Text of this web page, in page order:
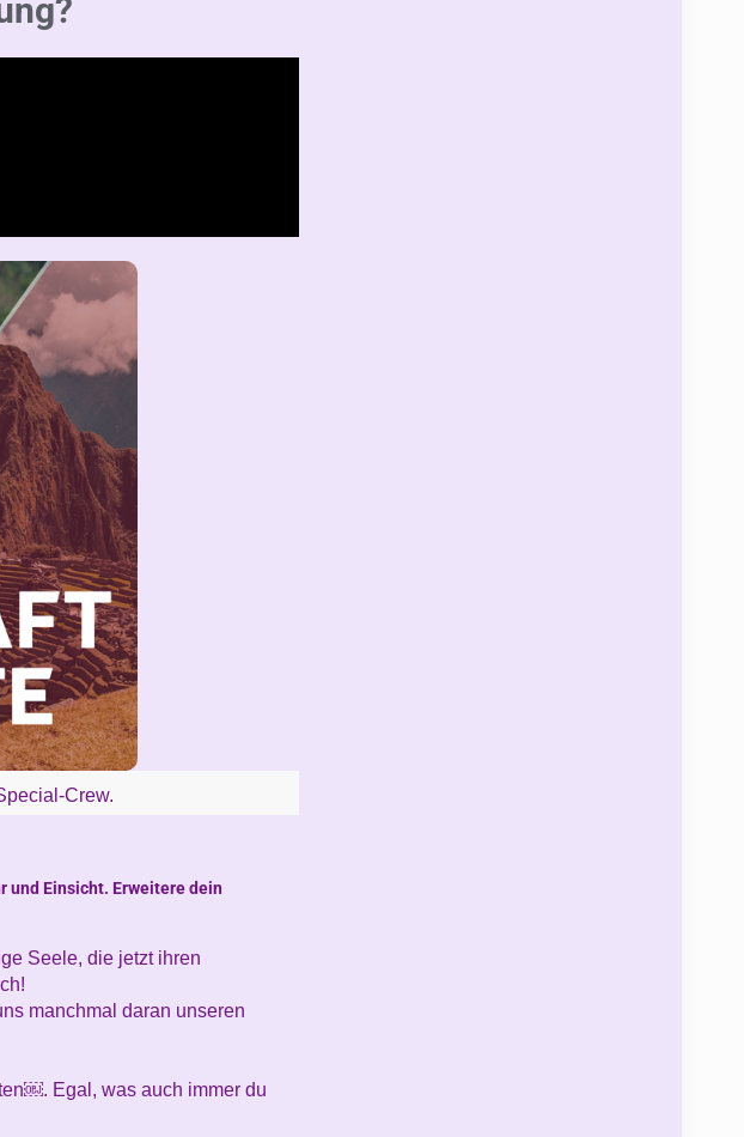
Crew.
und Einsicht. Erweitere dein
Seele, die jetzt ihren
manchmal daran unseren
Egal, was auch immer du